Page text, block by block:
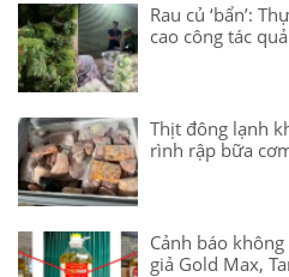
Rau củ ‘bẩn’:
cao công tác
Thịt đông lạnh
rình rập bữa
Cảnh báo
giả Gold Max,